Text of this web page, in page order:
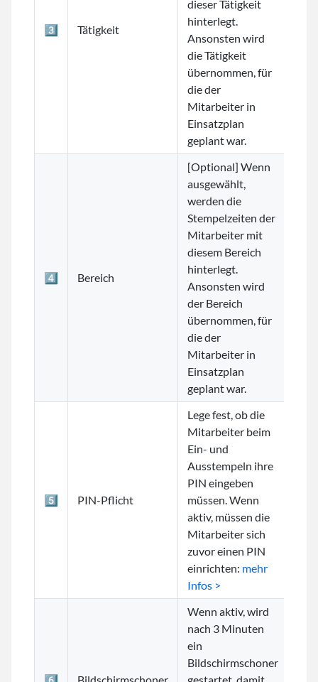
3️⃣ Tätigkeit
dieser Tätigkeit
hinterlegt.
Ansonsten wird
die Tätigkeit
übernommen, für
die der
Mitarbeiter in
Einsatzplan
geplant war.
4️⃣ Bereich
[Optional] Wenn
ausgewählt,
werden die
Stempelzeiten der
Mitarbeiter mit
diesem Bereich
hinterlegt.
Ansonsten wird
der Bereich
übernommen, für
die der
Mitarbeiter in
Einsatzplan
geplant war.
5️⃣ PIN-Pflicht
Lege fest, ob die
Mitarbeiter beim
Ein- und
Ausstempeln ihre
PIN eingeben
müssen. Wenn
aktiv, müssen die
Mitarbeiter sich
zuvor einen PIN
einrichten: mehr
Infos >
Wenn aktiv, wird
nach 3 Minuten
ein
Bildschirmschoner